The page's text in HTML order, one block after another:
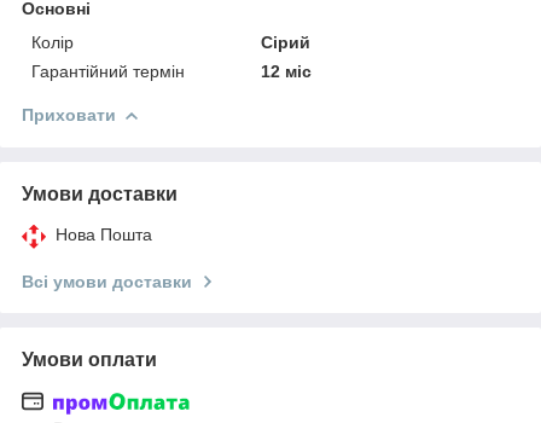
Основні
Колір
Сірий
Гарантійний термін
12 міс
Приховати
Умови доставки
Нова Пошта
Всі умови доставки
Умови оплати